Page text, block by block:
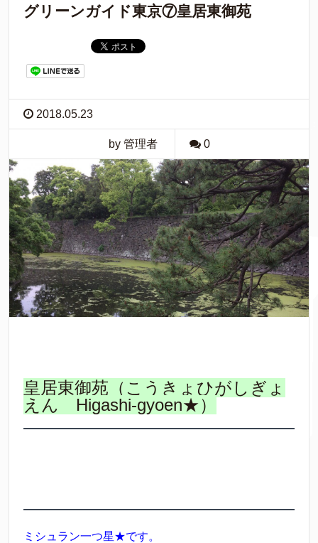
グリーンガイド東京⑦皇居東御苑
2018.05.23
by 管理者 0
皇居東御苑（こうきょひがしぎょ
えん Higashi-gyoen★）
ミシュラン一つ星★です。